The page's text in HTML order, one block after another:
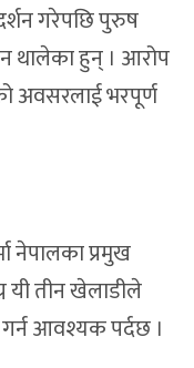
गरेपछि पुरुष
थालेका हुन् । आरोप
अवसरलाई भरपूर्ण
नेपालका प्रमुख
यी तीन खेलाडीले
गर्न आवश्यक पर्दछ ।